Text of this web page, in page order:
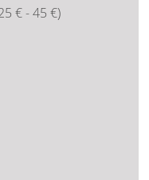
€ - 45 €)